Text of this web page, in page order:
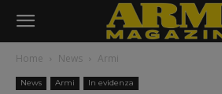
Home News Armi
News Armi In evidenza